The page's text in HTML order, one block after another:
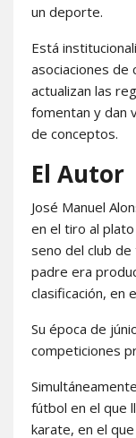
un deporte.
Está
asociaciones de
actualizan las
fomentan y dan
de conceptos.
El Autor
José Manuel
en el tiro al
seno del club
padre era
clasificación, en
Su época de
competiciones
fútbol en el que
karate, en el